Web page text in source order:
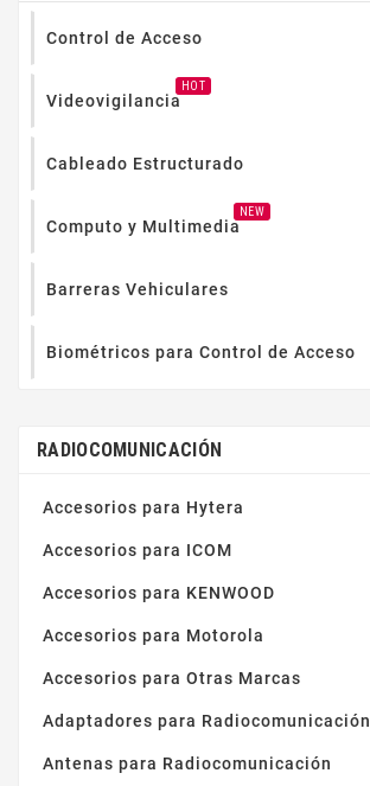
Control de Acceso
Videovigilancia
HOT
Cableado Estructurado
Computo y Multimedia
NEW
Barreras Vehiculares
Biométricos para Control de Acceso
RADIOCOMUNICACIÓN
Accesorios para Hytera
Accesorios para ICOM
Accesorios para KENWOOD
Accesorios para Motorola
Accesorios para Otras Marcas
Adaptadores para Radiocomunicación
Antenas para Radiocomunicación